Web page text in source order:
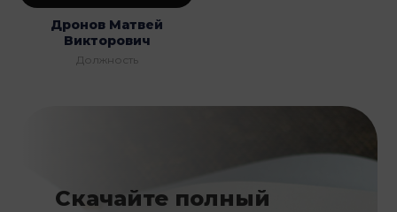
Дронов Матвей
Викторович
Должность
Скачайте полный